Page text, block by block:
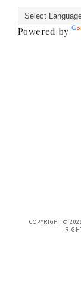
Powered by
COPYRIGHT ©